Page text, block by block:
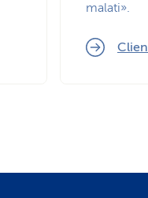
malati».